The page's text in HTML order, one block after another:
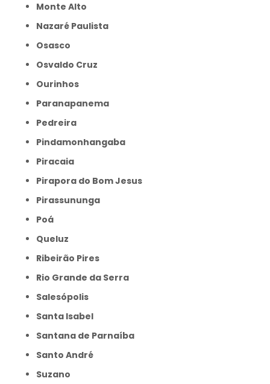
Monte Alto
Nazaré Paulista
Osasco
Osvaldo Cruz
Ourinhos
Paranapanema
Pedreira
Pindamonhangaba
Piracaia
Pirapora do Bom Jesus
Pirassununga
Poá
Queluz
Ribeirão Pires
Rio Grande da Serra
Salesópolis
Santa Isabel
Santana de Parnaíba
Santo André
Suzano